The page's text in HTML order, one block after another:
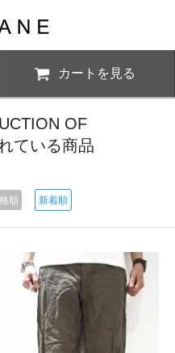
カートを見る
OF
ている商品
順 新着順